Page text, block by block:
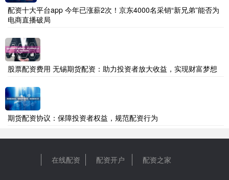
配资十大平台app 今年已涨薪2次！京东4000名采销“新兄弟”能否为
电商直播破局
股票配资费用 无锡期货配资：助力投资者放大收益，实现财富梦想
期货配资协议：保障投资者权益，规范配资行为
在线配资 配资开户 配资之家